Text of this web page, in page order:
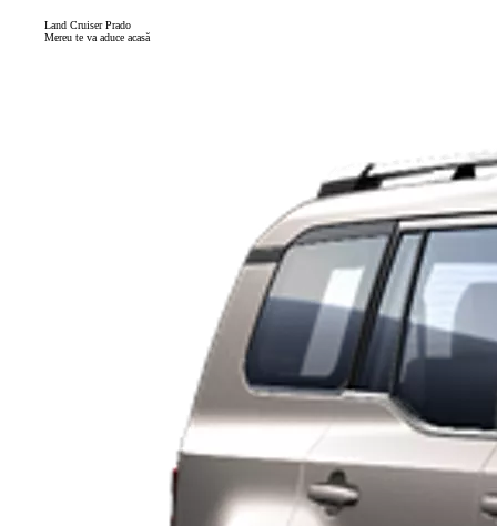
Land Cruiser Prado
Mereu te va aduce acasă